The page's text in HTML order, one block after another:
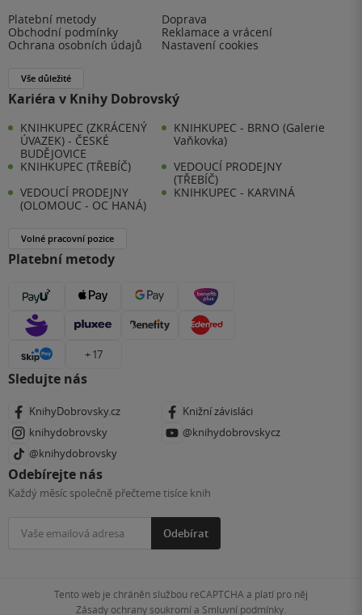
Platební metody
Doprava
Obchodní podmínky
Reklamace a vrácení
Ochrana osobních údajů
Nastavení cookies
Vše důležité
Kariéra v Knihy Dobrovský
KNIHKUPEC (ZKRÁCENÝ
ÚVAZEK) - ČESKÉ
BUDĚJOVICE
KNIHKUPEC - BRNO (Galerie
Vaňkovka)
KNIHKUPEC (TŘEBÍČ)
VEDOUCÍ PRODEJNY
(TŘEBÍČ)
VEDOUCÍ PRODEJNY
(OLOMOUC - OC HANÁ)
KNIHKUPEC - KARVINÁ
Volné pracovní pozice
Platební metody
+ 17
Sledujte nás
KnihyDobrovsky.cz
Knižní závisláci
knihydobrovsky
@knihydobrovskycz
@knihydobrovsky
Odebírejte nás
Každý měsíc společně přečteme tisíce knih
Odebírat
Tento web je chráněn službou reCAPTCHA a platí pro něj
Zásady ochrany soukromía Smluvní podmínky